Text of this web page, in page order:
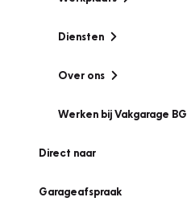
Diensten
Over ons
Werken bij Vakgarage BG
Direct naar
Garageafspraak